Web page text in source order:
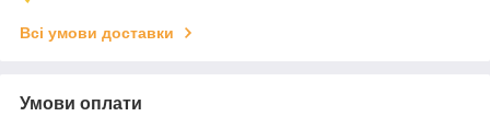
Всі умови доставки
Умови оплати